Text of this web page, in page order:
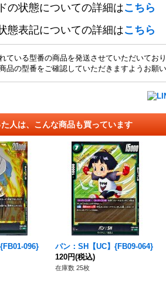
の状態についての詳細はこちら
態表記についての詳細はこちら
ている型番の商品を発送させていただいてお
品の型番をご確認していただきますようお願い
人は、こんな商品も買っています
096}
パン：SH【UC】{FB09-064}
120円(税込)
在庫数 25枚